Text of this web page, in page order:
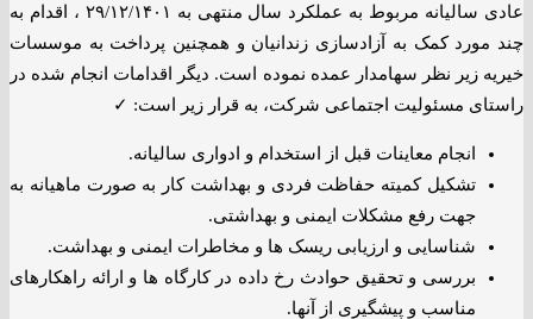
عادی سالیانه مربوط به عملکرد سال منتهی به ۲۹/۱۲/۱۴۰۱ ، اقدام به
چند مورد کمک به آزادسازی زندانیان و همچنین پرداخت به موسسات
خیریه زیر نظر سهامدار عمده نموده است. دیگر اقدامات انجام شده در
راستای مسئولیت اجتماعی شرکت، به قرار زیر است: ✓
انجام معاینات قبل از استخدام و ادواری سالیانه.
تشکیل کمیته حفاظت فردی و بهداشت کار به صورت ماهیانه به
جهت رفع مشکلات ایمنی و بهداشتی.
شناسایی و ارزیابی ریسک ها و مخاطرات ایمنی و بهداشت.
بررسی و تحقیق حوادث رخ داده در کارگاه ها و ارائه راهکارهای
مناسب و پیشگیری از آنها.